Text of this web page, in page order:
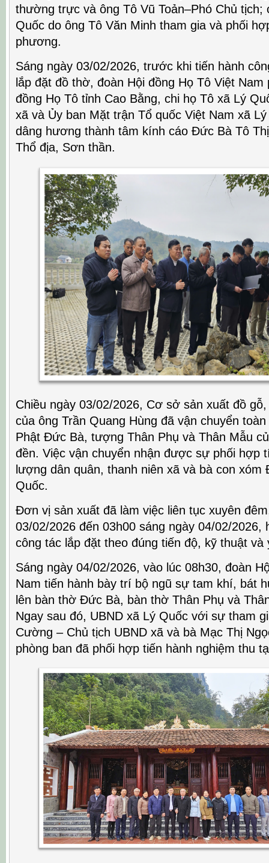
thường trực và ông Tô Vũ Toản–Phó Chủ tịch;
Quốc do ông Tô Văn Minh tham gia và phối
phương.
Sáng ngày 03/02/2026, trước khi tiến hành
lắp đặt đồ thờ, đoàn Hội đồng Họ Tô Việt Nam
đồng Họ Tô tỉnh Cao Bằng, chi họ Tô xã Lý
xã và Ủy ban Mặt trận Tổ quốc Việt Nam xã
dâng hương thành tâm kính cáo Đức Bà Tô
Thổ địa, Sơn thần.
Chiều ngày 03/02/2026, Cơ sở sản xuất đồ
của ông Trần Quang Hùng đã vận chuyển
Phật Đức Bà, tượng Thân Phụ và Thân Mẫu
đền. Việc vận chuyển nhận được sự phối hợp
lượng dân quân, thanh niên xã và bà con xóm
Quốc.
Đơn vị sản xuất đã làm việc liên tục xuyên
03/02/2026 đến 03h00 sáng ngày 04/02/2026,
công tác lắp đặt theo đúng tiến độ, kỹ thuật và
Sáng ngày 04/02/2026, vào lúc 08h30, đoàn
Nam tiến hành bày trí bộ ngũ sự tam khí, bát
lên bàn thờ Đức Bà, bàn thờ Thân Phụ và
Ngay sau đó, UBND xã Lý Quốc với sự tham
Cường – Chủ tịch UBND xã và bà Mạc Thị
phòng ban đã phối hợp tiến hành nghiệm thu